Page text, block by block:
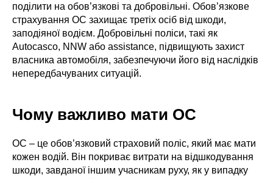
поділити на обов’язкові та добровільні. Обов’язкове
страхування OC захищає третіх осіб від шкоди,
заподіяної водієм. Добровільні поліси, такі як
Autocasco, NNW або assistance, підвищують захист
власника автомобіля, забезпечуючи його від наслідків
непередбачуваних ситуацій.
Чому важливо мати OC
OC – це обов’язковий страховий поліс, який має мати
кожен водій. Він покриває витрати на відшкодування
шкоди, завданої іншим учасникам руху, як у випадку